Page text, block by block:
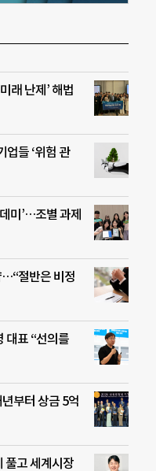
래 난제’ 해법
들 ‘위험 관
미’…조별 과제
…“절반은 비정
대표 “선의를
부터 상금 5억
풀고 세계시장